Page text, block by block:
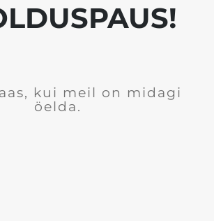
kui meil on midagi
öelda.